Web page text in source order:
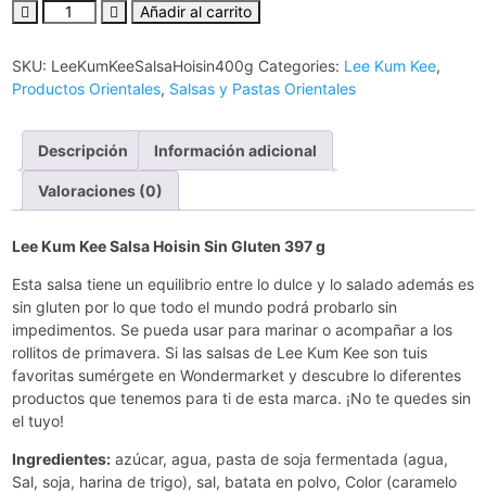
Añadir al carrito
SKU: LeeKumKeeSalsaHoisin400g Categories: Lee Kum Kee,
Productos Orientales, Salsas y Pastas Orientales
Descripción Información adicional
Valoraciones (0)
Lee Kum Kee Salsa Hoisin Sin Gluten 397 g
Esta salsa tiene un equilibrio entre lo dulce y lo salado además es
sin gluten por lo que todo el mundo podrá probarlo sin
impedimentos. Se pueda usar para marinar o acompañar a los
rollitos de primavera. Si las salsas de Lee Kum Kee son tuis
favoritas sumérgete en Wondermarket y descubre lo diferentes
productos que tenemos para ti de esta marca. ¡No te quedes sin
el tuyo!
Ingredientes:azúcar, agua, pasta de soja fermentada (agua,
Sal, soja, harina de trigo), sal, batata en polvo, Color (caramelo